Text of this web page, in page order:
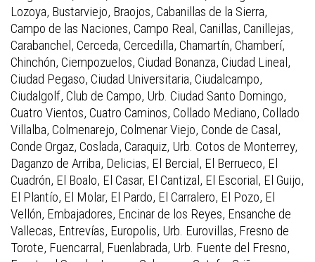
Lozoya, Bustarviejo, Braojos, Cabanillas de la Sierra,
Campo de las Naciones, Campo Real, Canillas, Canillejas,
Carabanchel, Cerceda, Cercedilla, Chamartín, Chamberí,
Chinchón, Ciempozuelos, Ciudad Bonanza, Ciudad Lineal,
Ciudad Pegaso, Ciudad Universitaria, Ciudalcampo,
Ciudalgolf, Club de Campo, Urb. Ciudad Santo Domingo,
Cuatro Vientos, Cuatro Caminos, Collado Mediano, Collado
Villalba, Colmenarejo, Colmenar Viejo, Conde de Casal,
Conde Orgaz, Coslada, Caraquiz, Urb. Cotos de Monterrey,
Daganzo de Arriba, Delicias, El Bercial, El Berrueco, El
Cuadrón, El Boalo, El Casar, El Cantizal, El Escorial, El Guijo,
El Plantío, El Molar, El Pardo, El Carralero, El Pozo, El
Vellón, Embajadores, Encinar de los Reyes, Ensanche de
Vallecas, Entrevías, Europolis, Urb. Eurovillas, Fresno de
Torote, Fuencarral, Fuenlabrada, Urb. Fuente del Fresno,